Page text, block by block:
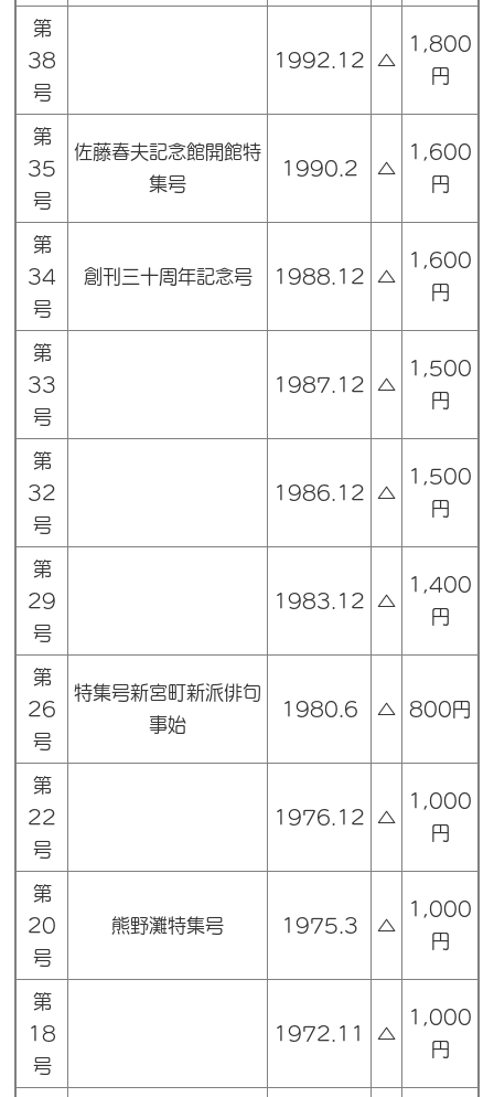
第
38
号
1992.12 △
1,800
円
第
35
号
佐藤春夫記念館開館特
集号
1990.2 △
1,600
円
第
34
号
創刊三十周年記念号 1988.12 △
1,600
円
第
33
号
1987.12 △
1,500
円
第
32
号
1986.12 △
1,500
円
第
29
号
1983.12 △
1,400
円
第
26
号
特集号新宮町新派俳句
事始
1980.6 △ 800円
第
22
号
1976.12 △
1,000
円
第
20
号
熊野灘特集号 1975.3 △
1,000
円
第
18
号
1972.11 △
1,000
円